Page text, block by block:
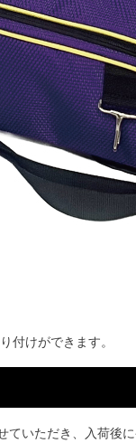
付けができます。
いただき、入荷後